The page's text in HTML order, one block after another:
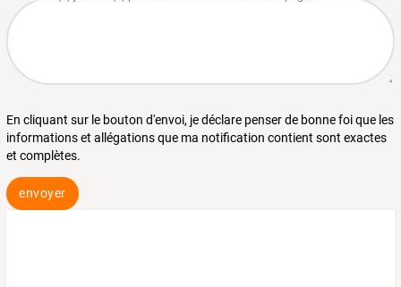
En cliquant sur le bouton d'envoi, je déclare penser de bonne foi que les
informations et allégations que ma notification contient sont exactes
et complètes.
envoyer